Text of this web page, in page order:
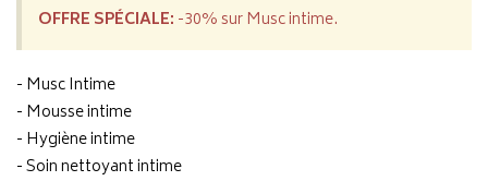
OFFRE SPÉCIALE: -30% sur Musc intime.
- Musc Intime
- Mousse intime
- Hygiène intime
- Soin nettoyant intime